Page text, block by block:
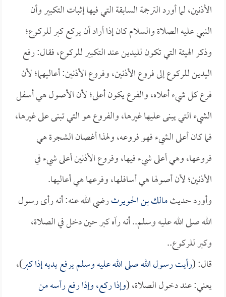
الأذنين، لما أورد الترجمة السابقة التي فيها إثبات التكبير وأن
النبي عليه الصلاة والسلام كان إذا أراد أن يركع كبر للركوع؛
وذكر الهيئة التي تكون لليدين عند التكبير للركوع، فقال: رفع
اليدين للركوع إلى فروع الأذنين، وفروع الأذنين: أعاليهما؛ لأن
فرع كل شيء أعلاه، والفرع يكون أعلى؛ لأن الأصول هي أسفل
الشيء التي يبنى عليها غيرها، والفروع هو التي تبنى على غيرها،
فما كان أعلى الشيء فهو فروعه، ولهذا أغصان الشجرة هي
فروعها، وهي أعلى شيء فيها، وفروع الأذنين أعلى شيء في
الأذنين؛ لأن أصولها هي أسافلها، وفرعها هي أعاليها.
وأورد حديثمالك بن الحويرثرضي الله عنه: أنه رأى رسول
الله صلى الله عليه وسلم.. أنه رآه كبر حين دخل في الصلاة،
وكبر للركوع..
قال: (رأيت رسول الله صلى الله عليه وسلم يرفع يديه إذا كبر)،
يعني: عند دخول الصلاة، (وإذا ركع، وإذا رفع رأسه من